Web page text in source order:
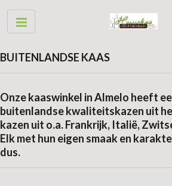
BUITENLANDSE KAAS
Onze kaaswinkel in Almelo heeft
buitenlandse kwaliteitskazen uit
kazen uit o.a. Frankrijk, Italië,
Elk met hun eigen smaak en
dus.